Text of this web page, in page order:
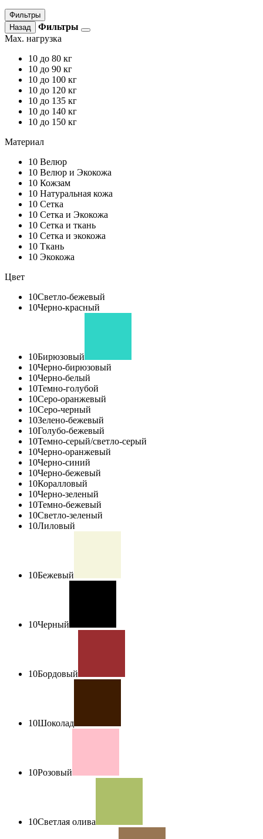
Фильтры
Назад
Фильтры
Max. нагрузка
10 до 80 кг
10 до 90 кг
10 до 100 кг
10 до 120 кг
10 до 135 кг
10 до 140 кг
10 до 150 кг
Материал
10 Велюр
10 Велюр и Экокожа
10 Кожзам
10 Натуральная кожа
10 Сетка
10 Сетка и Экокожа
10 Сетка и ткань
10 Сетка и экокожа
10 Ткань
10 Экокожа
Цвет
10Светло-бежевый
10Черно-красный
10Бирюзовый
10Черно-бирюзовый
10Черно-белый
10Темно-голубой
10Серо-оранжевый
10Серо-черный
10Зелено-бежевый
10Голубо-бежевый
10Темно-серый/светло-серый
10Черно-оранжевый
10Черно-синий
10Черно-бежевый
10Коралловый
10Черно-зеленый
10Темно-бежевый
10Светло-зеленый
10Лиловый
10Бежевый
10Черный
10Бордовый
10Шоколад
10Розовый
10Светлая олива